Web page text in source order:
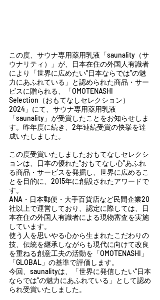
この度、サウナ専用薬用乳液「saunality（サ
ウナリティ）」が、日本在住の外国人有識者
により「世界に広めたい“日本ならでは”の魅
力にあふれている」と認められた商品・サー
ビスに贈られる、「OMOTENASHI
Selection（おもてなしセレクション）
2024」にて、サウナ専用薬用乳液
「saunality」が受賞したことをお知らせしま
す。昨年度に続き、2年連続受賞の快挙を達
成いたしました。
この度受賞いたしましたおもてなしセレクシ
ョンは、日本の優れた“おもてなし心”あふれ
る商品・サービスを発掘し、世界に広めるこ
とを目的に、2015年に創設されたアワードで
す。
ANA・日本郵便・大手百貨店など民間企業20
社以上で運営しており、認定に際しては、日
本在住の外国人有識者による現物審査を実施
しています。
使う人を思いやる心から生まれたこだわりの
技、伝統を継承しながらも現代に向けて改良
を重ねる創意工夫の活動を「OMOTENASHI」
「GLOBAL」の基準で評価します。
今回、saunalityは、「世界に発信したい“日本
ならでは”の魅力にあふれている」として認め
られ受賞いたしました。